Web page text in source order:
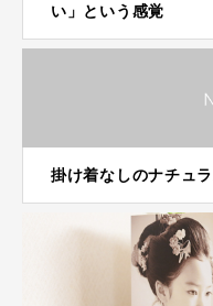
い」という感覚
掛け着なしのナチュ